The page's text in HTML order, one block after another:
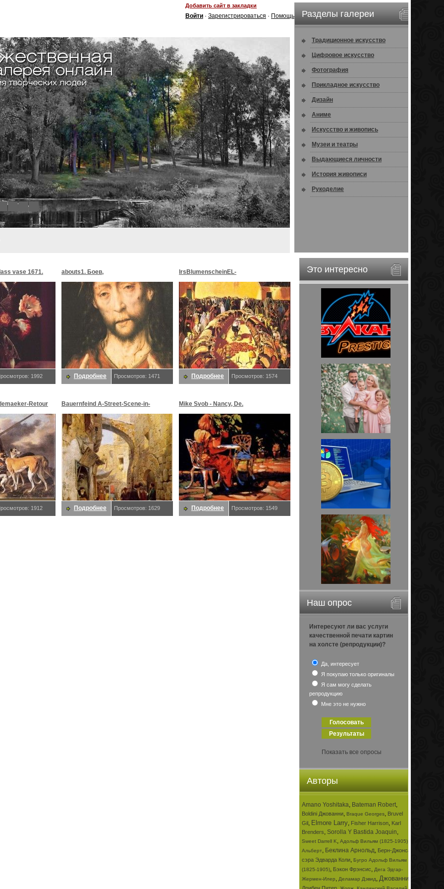
Добавить сайт в закладки
Войти · Зарегистрироваться · Помощь
8
Разделы галереи
Традиционное искусство
Цифровое искусство
Фотография
Прикладное искусство
Дизайн
Аниме
Искусство и живопись
Музеи и театры
Выдающиеся личности
История живописи
Рукоделие
Это интересно
Наш опрос
Интересуют ли вас услуги
качественной печати картин
на холсте (репродукции)?
Да, интересует
Я покупаю только оригиналы
Я сам могу сделать
репродукцию
Мне это не нужно
Показать все опросы
Авторы
Amano Yoshitaka, Bateman Robert,
Boldini Джованни, Braque Georges, Bruvel
Gil, Elmore Larry, Fisher Harrison, Karl
Brenders, Sorolla Y Bastida Joaquin,
Sweet Darrell K, Адольф Вильям (1825-1905)
Альберт, Беклина Арнольд, Берн-Джонса
сэра Эдварда Коли, Бугро Адольф Вильям
(1825-1905), Бэкон Фрэнсис, Дега Эдгар-
Жермен-Илер, Деламар Дэвид, Джованни
vase 1671.
1992
abouts1. Боев,
Подробнее Просмотров: 1471
lrsBlumenscheinEL-
MoonMorningstar&EveStar.
Blumenschein,
Подробнее Просмотров: 1574
Retour
1912
Bauernfeind A-Street-Scene-in-
Jerusalem-sj. Bauernfeind,
Подробнее Просмотров: 1629
Mike Svob - Nancy, De.
Подробнее Просмотров: 1549